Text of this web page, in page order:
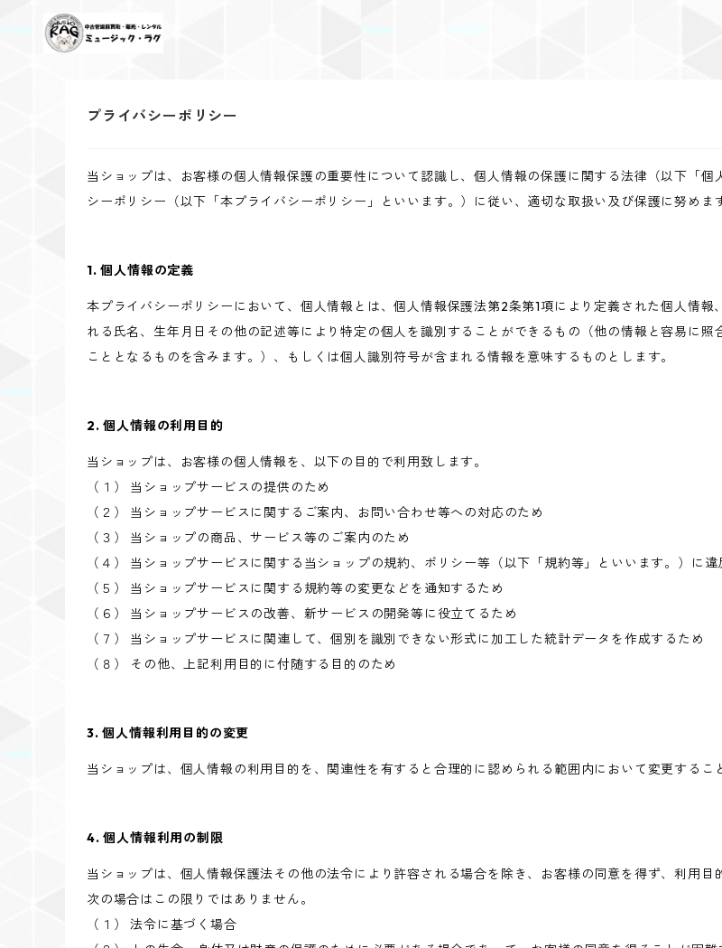
プライバシーポリシー
当ショップは、お客様の個人情報保護の重要性について認識し、個人情報の保護に関する法律（以下「
シーポリシー（以下「本プライバシーポリシー」といいます。）に従い、適切な取扱い及び保護に努めま
1. 個人情報の定義
本プライバシーポリシーにおいて、個人情報とは、個人情報保護法第2条第1項により定義された個人情
れる氏名、生年月日その他の記述等により特定の個人を識別することができるもの（他の情報と容易に
こととなるものを含みます。）、もしくは個人識別符号が含まれる情報を意味するものとします。
2. 個人情報の利用目的
当ショップは、お客様の個人情報を、以下の目的で利用致します。
（１） 当ショップサービスの提供のため
（２） 当ショップサービスに関するご案内、お問い合わせ等への対応のため
（３） 当ショップの商品、サービス等のご案内のため
（４） 当ショップサービスに関する当ショップの規約、ポリシー等（以下「規約等」といいます。）に
（５） 当ショップサービスに関する規約等の変更などを通知するため
（６） 当ショップサービスの改善、新サービスの開発等に役立てるため
（７） 当ショップサービスに関連して、個別を識別できない形式に加工した統計データを作成するため
（８） その他、上記利用目的に付随する目的のため
3. 個人情報利用目的の変更
当ショップは、個人情報の利用目的を、関連性を有すると合理的に認められる範囲内において変更するこ
4. 個人情報利用の制限
当ショップは、個人情報保護法その他の法令により許容される場合を除き、お客様の同意を得ず、利用
次の場合はこの限りではありません。
（１） 法令に基づく場合